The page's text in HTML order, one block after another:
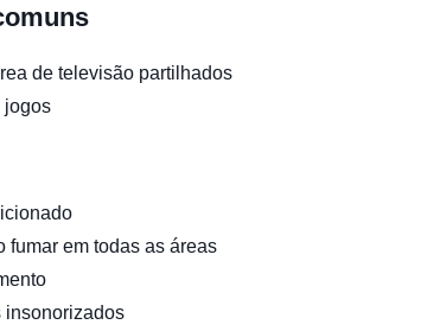
de televisão partilhados
jogos
fumar em todas as áreas
insonorizados